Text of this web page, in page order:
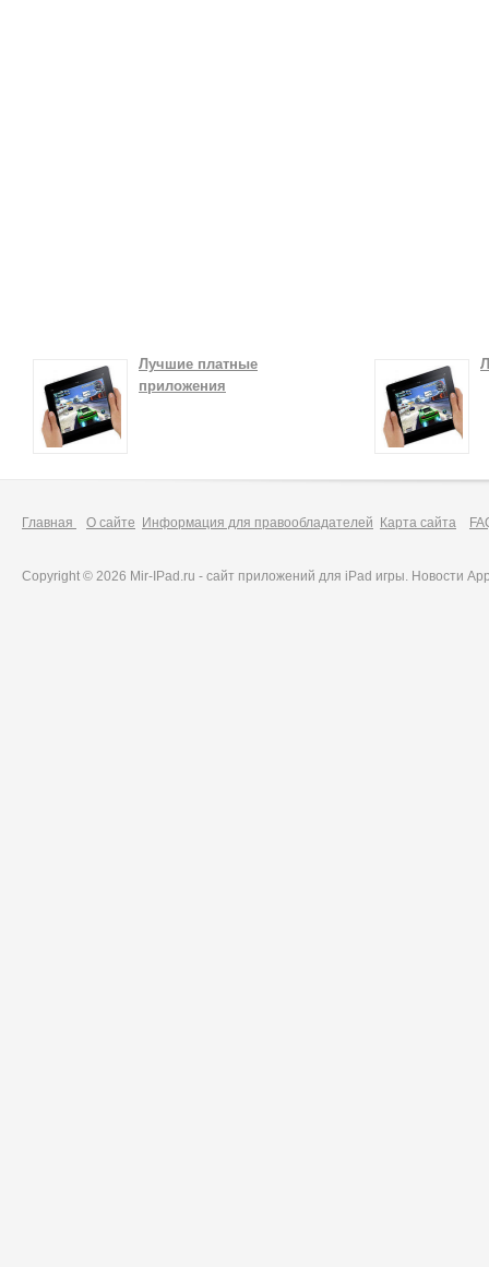
Лучшие платные
приложения
Главная О сайте Информация для правообладателей Карта сайта
Copyright © 2026 Mir-IPad.ru - сайт приложений для iPad игры. Новости